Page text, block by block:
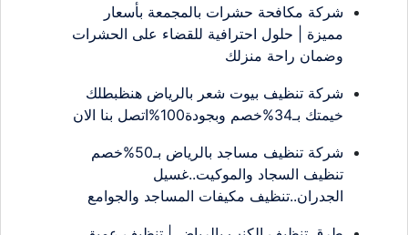
شركة مكافحة حشرات بالمجمعة بأسعار
مميزة | حلول احترافية للقضاء على الحشرات
وضمان راحة منزلك
شركة تنظيف بيوت شعر بالرياض هنظبطلك
خيمتك بـ34%خصم وبجودة100%اتصل بنا الان
شركة تنظيف مساجد بالرياض بـ50%خصم
تنظيف السجاد والموكيت..غسيل
الجدران..تنظيف مكيفات المساجد والجوامع